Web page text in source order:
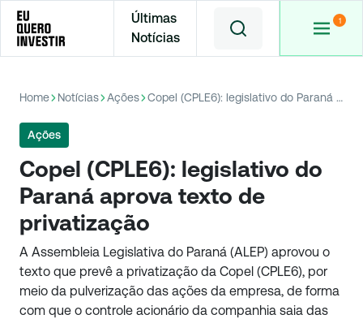
Últimas
Notícias
Home Notícias Ações Copel (CPLE6): legislativo do Paraná aprova texto de privatização
Ações
Copel (CPLE6): legislativo do
Paraná aprova texto de
privatização
A Assembleia Legislativa do Paraná (ALEP) aprovou o
texto que prevê a privatização da Copel (CPLE6), por
meio da pulverização das ações da empresa, de forma
com que o controle acionário da companhia saia das